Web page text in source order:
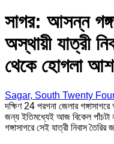
সাগর: আসন্ন
অস্থায়ী যাত্রী
থেকে হোগলা
Sagar, South Twenty
দক্ষিণ 24 পরগনা জেলার
জন্য ইতিমধ্যেই আজ বিকেল পাঁচটা
গঙ্গাসাগরে সেই যাত্রী নিবাস